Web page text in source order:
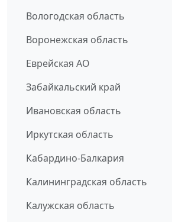
Вологодская область
Воронежская область
Еврейская АО
Забайкальский край
Ивановская область
Иркутская область
Кабардино-Балкария
Калининградская область
Калужская область